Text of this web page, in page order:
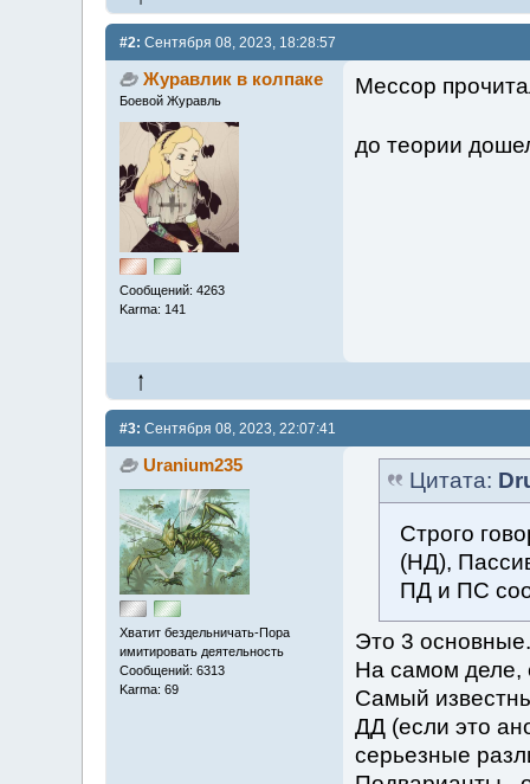
#2: Сентября 08, 2023, 18:28:57
Журавлик в колпаке
Боевой Журавль
Сообщений: 4263
Karma: 141
Мессор
до теории
#3: Сентября 08, 2023, 22:07:41
Uranium235
Хватит бездельничать-Пора
имитировать деятельность
Сообщений: 6313
Karma: 69
Цитата:
Строго
(НД),
ПД и ПС
Это 3 основные.
На самом деле,
Самый
ДД (если это
серьезные